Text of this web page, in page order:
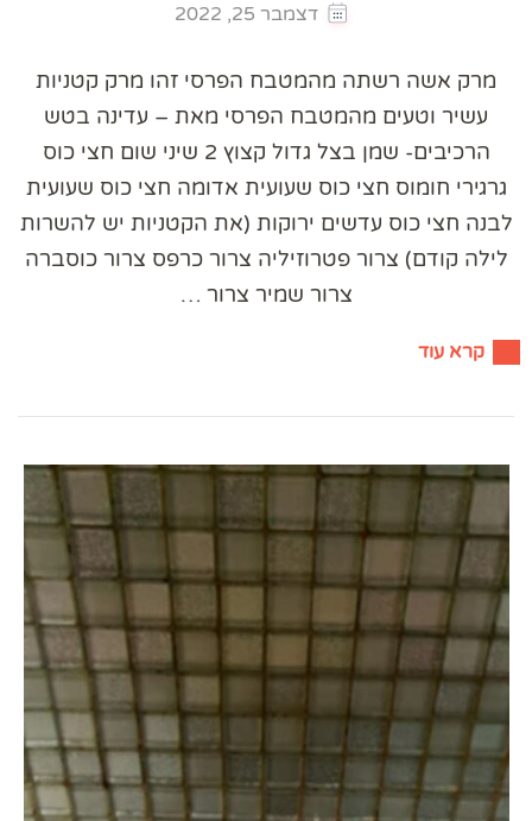
דצמבר 25, 2022
מרק אשה רשתה מהמטבח הפרסי זהו מרק קטניות
עשיר וטעים מהמטבח הפרסי מאת – עדינה בטש
הרכיבים- שמן בצל גדול קצוץ 2 שיני שום חצי כוס
גרגירי חומוס חצי כוס שעועית אדומה חצי כוס שעועית
לבנה חצי כוס עדשים ירוקות (את הקטניות יש להשרות
לילה קודם) צרור פטרוזיליה צרור כרפס צרור כוסברה
צרור שמיר צרור …
קרא עוד